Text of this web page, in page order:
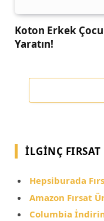
Koton Erkek
Yaratın!
İLGINÇ
Hepsiburada
Amazon Fırsat
Columbia